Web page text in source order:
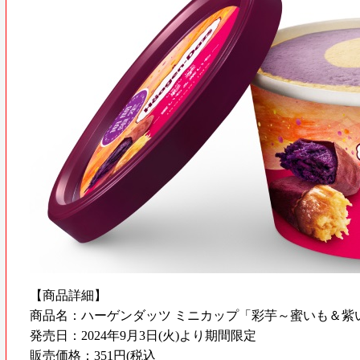
【商品詳細】
商品名：ハーゲンダッツ ミニカップ「彩芋～蜜いも＆紫
発売日：2024年9月3日(火)より期間限定
販売価格：351円(税込